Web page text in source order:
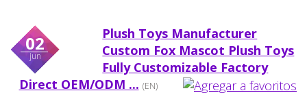
02
jun
Plush Toys Manufacturer
Custom Fox Mascot Plush Toys
Fully Customizable Factory
Direct OEM/ODM ... (EN)